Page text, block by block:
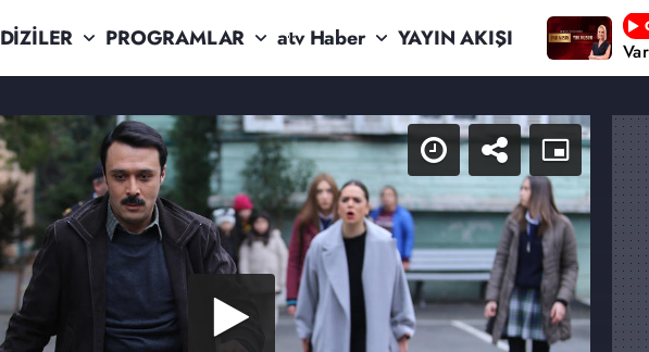
DİZİLER PROGRAMLAR atv Haber YAYIN AKIŞI